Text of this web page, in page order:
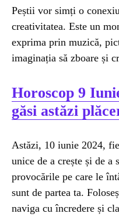
Peștii vor simți o
creativitatea. Este un
exprima prin muzică,
imaginația să zboare și
Horoscop 9
găsi astăzi
Astăzi, 10 iunie 2024,
unice de a crește și de a
provocările pe care le
sunt de partea ta.
naviga cu încredere și